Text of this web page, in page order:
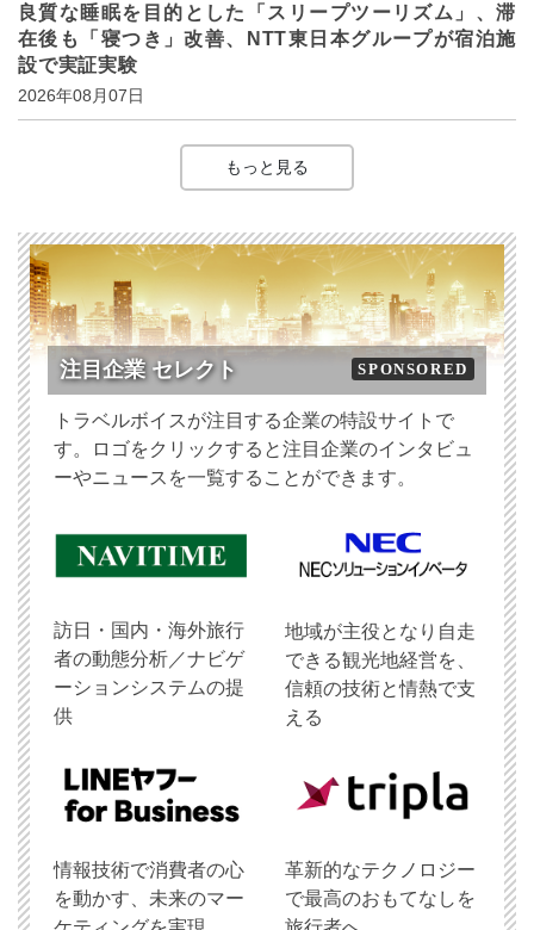
良質な睡眠を目的とした「スリープツーリズム」、滞
在後も「寝つき」改善、NTT東日本グループが宿泊施
設で実証実験
2026年08月07日
もっと見る
注目企業 セレクト SPONSORED
トラベルボイスが注目する企業の特設サイトで
す。ロゴをクリックすると注目企業のインタビュ
ーやニュースを一覧することができます。
訪日・国内・海外旅行
者の動態分析／ナビゲ
ーションシステムの提
供
地域が主役となり自走
できる観光地経営を、
信頼の技術と情熱で支
える
情報技術で消費者の心
を動かす、未来のマー
革新的なテクノロジー
で最高のおもてなしを